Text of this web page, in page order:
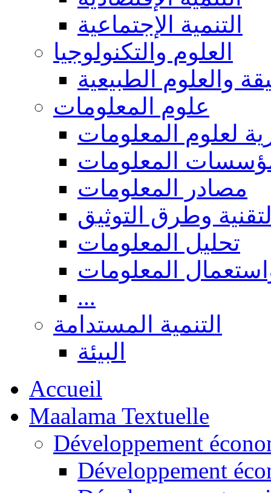
التنمية الإجتماعية
العلوم والتكنولوجيا
والعلوم الطبيعية
علوم المعلومات
لعلوم المعلومات
المعلومات
مصادر المعلومات
وطرق التوثيق
تحليل المعلومات
المعلومات
...
التنمية المستدامة
البيئة
Accueil
Maalama Textuelle
Développement
Développement